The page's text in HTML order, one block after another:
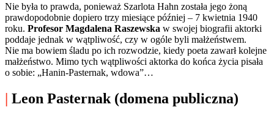
Nie była to prawda, ponieważ Szarlota Hahn została jego żoną
prawdopodobnie dopiero trzy miesiące później – 7 kwietnia 1940
roku. Profesor Magdalena Raszewska w swojej biografii aktorki
poddaje jednak w wątpliwość, czy w ogóle byli małżeństwem.
Nie ma bowiem śladu po ich rozwodzie, kiedy poeta zawarł kolejne
małżeństwo. Mimo tych wątpliwości aktorka do końca życia pisała
o sobie: „Hanin-Pasternak, wdowa”…
| Leon Pasternak (domena publiczna)